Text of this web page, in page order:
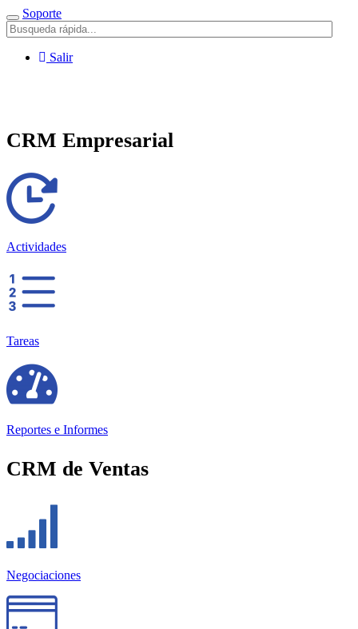
Menú
Soporte
Salir
CRM Empresarial
Actividades
Tareas
Reportes e Informes
CRM de Ventas
Negociaciones